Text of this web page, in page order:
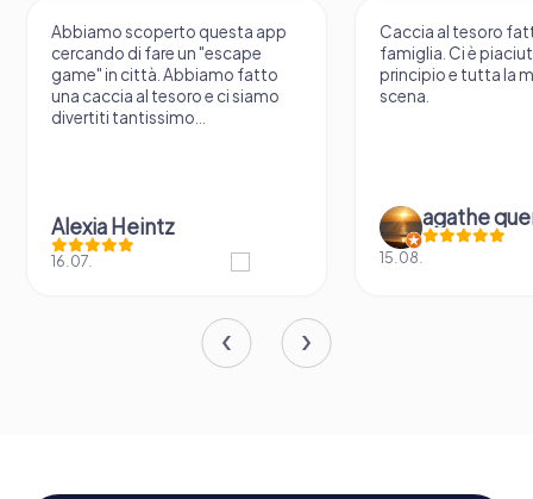
Abbiamo scoperto questa app
cercando di fare un "escape
game" in città. Abbiamo fatto
una caccia al tesoro e ci siamo
divertiti tantissimo...
Alexia Heintz
16.07.
Caccia al tesoro
famiglia. Ci è
principio e tutta la
scena.
agathe
15.08.